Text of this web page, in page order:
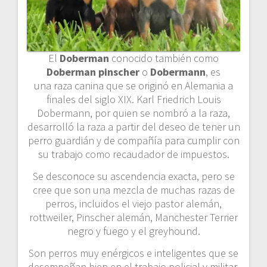
El Doberman conocido también como
Doberman pinscher o Dobermann, es
una raza canina que se originó en Alemania a
finales del siglo XIX. Karl Friedrich Louis
Dobermann, por quien se nombró a la raza,
desarrolló la raza a partir del deseo de tener un
perro guardián y de compañía para cumplir con
su trabajo como recaudador de impuestos.
Se desconoce su ascendencia exacta, pero se
cree que son una mezcla de muchas razas de
perros, incluidos el viejo pastor alemán,
rottweiler, Pinscher alemán, Manchester Terrier
negro y fuego y el greyhound.
Son perros muy enérgicos e inteligentes que se